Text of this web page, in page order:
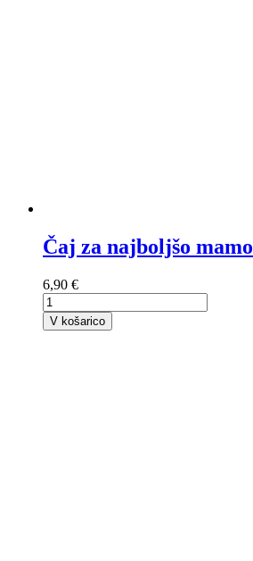
Čaj za najboljšo mamo
6,90 €
V košarico